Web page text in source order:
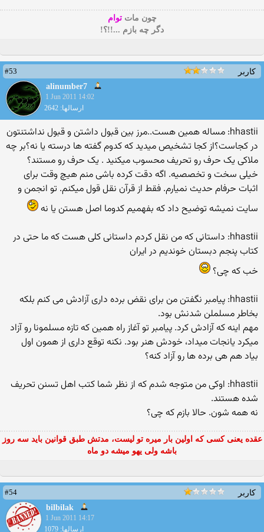
چون ماتتوام
دگر چه بازم ...!!؟!
کاربر
#53
alinumber7
1 Jun 2011 14:02
ارسالها: 2642
hhastii: مساله همین هست..مرز بین قبول داشتن و قبول نداشتنتون
در کجاست؟از کجا تشخیص میدید که کدوم گفته ها درسته یا نه؟بر چه
ملاکی یک حرف رو تحریف محسوب میکنید . یک حرف رو مستند؟
خیلی سخت و تخصصیه. اگه دقت كرده باشی منم هیچ وقت برای
اثبات حرفام حدیث نمیارم. فقط از قرآن نقل قول میكنم. تو انجمن و
سایت نمیشه توضیح داد كه بفهمیم كدوما اصل هستن یا نه
hhastii: داستانی كه من نقل كردم داستانی كلی هست كه ما حتی در
كتاب پنجم دبستان خوندیم در ایران
خب كه چی؟
hhastii: پیامبر نگفتن من برای نقض برده داری آزادش می کنم بلکه
بخاطر مسلملن شدنش بود.
مهم اینه كه آزادش كرد. پیامبر تو آغاز راه همین كه تازه مسلمونا رو آزاد
میكرد یانجات میداد، خودش هنر بود. نكنه توقع داری از همون اول
بیاد هم هی برده ها رو آزاد كنه؟
hhastii: اوكی من متوجه شدم كه از نظر شما كتب اهل تسنن تحریف
شده هستند.
نه همه شون. حالا بازم كه چی؟
عقده یعنی کسی که اولین بار میره تو لیست، مدتش طبق قوانین باید سه روز
باشه ولی یهو میشه دو ماه
کاربر
#54
bilbilak
1 Jun 2011 14:17
ارسالها: 1079